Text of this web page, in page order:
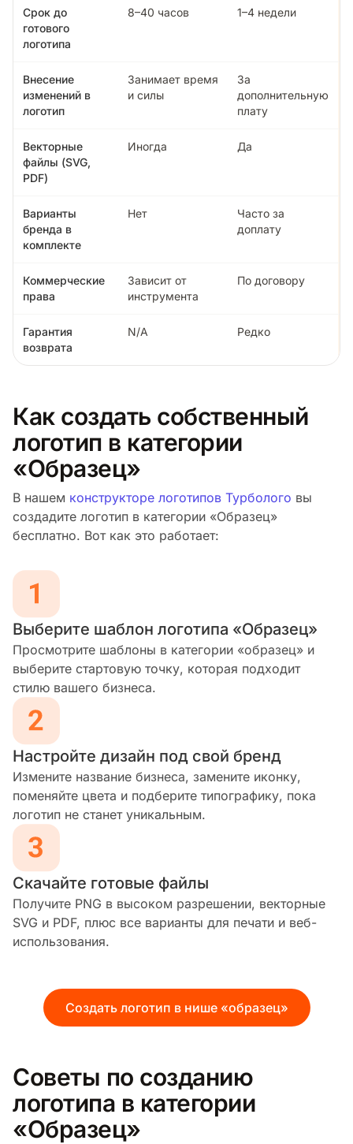
Срок до
готового
логотипа
8–40 часов 1–4 недели
Внесение
изменений в
логотип
Занимает время
и силы
За
дополнительную
плату
Векторные
файлы (SVG,
PDF)
Иногда Да
Варианты
бренда в
комплекте
Нет
Часто за
доплату
Коммерческие
права
Зависит от
инструмента
По договору
Гарантия
возврата
N/A Редко
Как создать собственный
логотип в категории
«Образец»
В нашем конструкторе логотипов Турболого вы
создадите логотип в категории «Образец»
бесплатно. Вот как это работает:
Выберите шаблон логотипа «Образец»
Просмотрите шаблоны в категории «образец» и
выберите стартовую точку, которая подходит
стилю вашего бизнеса.
Настройте дизайн под свой бренд
Измените название бизнеса, замените иконку,
поменяйте цвета и подберите типографику, пока
логотип не станет уникальным.
Скачайте готовые файлы
Получите PNG в высоком разрешении, векторные
SVG и PDF, плюс все варианты для печати и веб-
использования.
Создать логотип в нише «образец»
Советы по созданию
логотипа в категории
«Образец»